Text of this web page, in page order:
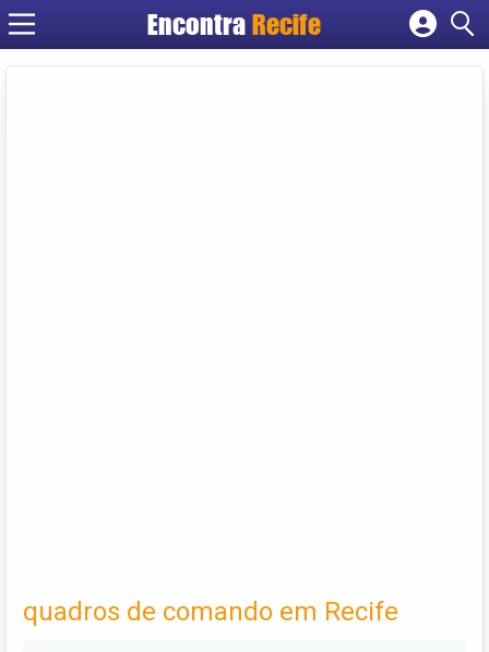
Encontra Recife
Cadastrar empresa
quadros de comando em Recife